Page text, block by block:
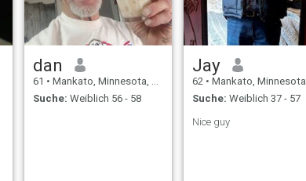
dan
61 • Mankato, Minnesota, USA
Suche: Weiblich 56 - 58
Jay
62 • Mankato, Minnesota, USA
Suche: Weiblich 37 - 57
Nice guy